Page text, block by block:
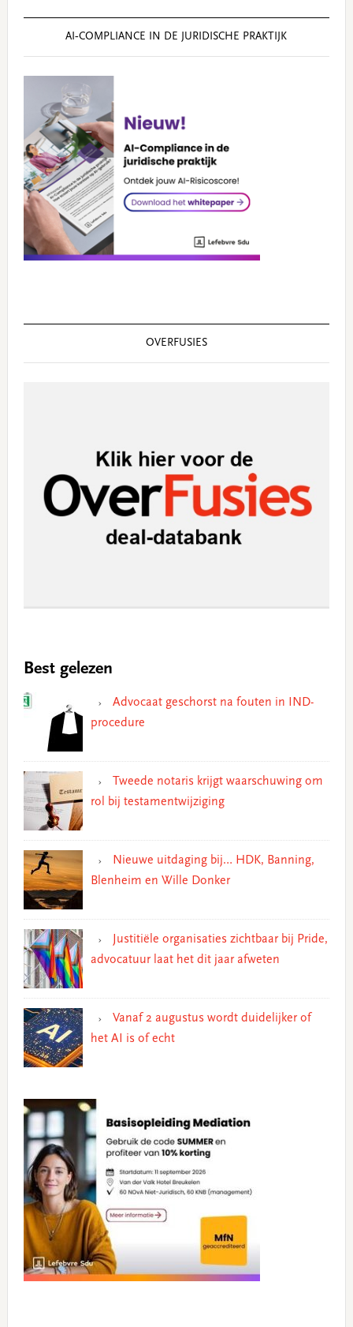
AI‑COMPLIANCE IN DE JURIDISCHE PRAKTIJK
OVERFUSIES
Best gelezen
Advocaat geschorst na fouten in IND-
procedure
Tweede notaris krijgt waarschuwing om
rol bij testamentwijziging
Nieuwe uitdaging bij… HDK, Banning,
Blenheim en Wille Donker
Justitiële organisaties zichtbaar bij Pride,
advocatuur laat het dit jaar afweten
Vanaf 2 augustus wordt duidelijker of
het AI is of echt